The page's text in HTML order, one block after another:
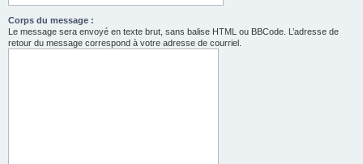
Corps du message :
Le message sera envoyé en texte brut, sans balise HTML ou BBCode. L’adresse de
retour du message correspond à votre adresse de courriel.